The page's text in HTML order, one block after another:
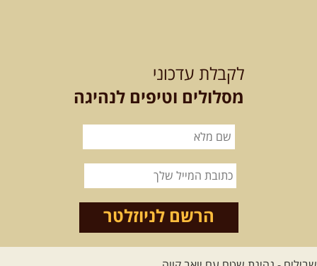
מסעות בעולם
קירגיסטאן – בעקבות הנוודים,
והמרגשות בעולם. קירגיסטאן היא לא ...
לקבלת עדכוני
מסלולים וטיפים לנהיגה
הרשם לניוזלטר